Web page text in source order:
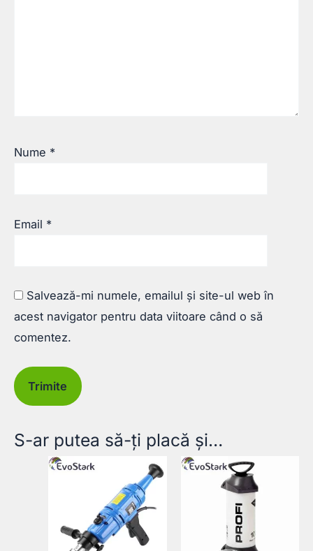
Nume *
Email *
Salvează-mi numele, emailul și site-ul web în
acest navigator pentru data viitoare când o să
comentez.
S-ar putea să-ți placă și…